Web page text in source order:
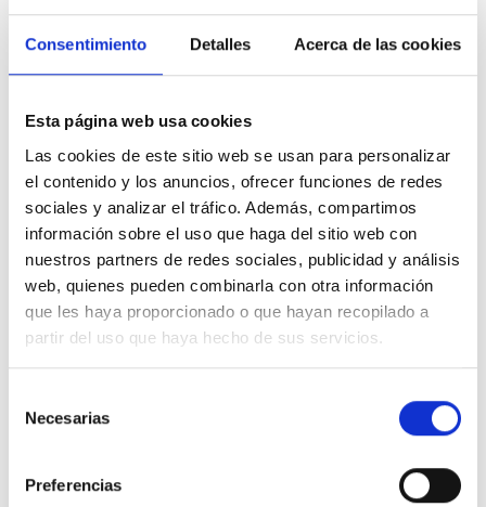
Consentimiento Detalles Acerca de las cookies
Esta página web usa cookies
Las cookies de este sitio web se usan para personalizar
el contenido y los anuncios, ofrecer funciones de redes
sociales y analizar el tráfico. Además, compartimos
información sobre el uso que haga del sitio web con
nuestros partners de redes sociales, publicidad y análisis
web, quienes pueden combinarla con otra información
que les haya proporcionado o que hayan recopilado a
partir del uso que haya hecho de sus servicios.
Necesarias
Preferencias
impacto visual.
Su acabado esBicromatado.
Medidas
Cabezaavellanada.
Pertenece a la marcaAPOLO CELO .
Adecuado para madera.
Fabricado con los más altos estándares de calidad.
Especificaciones técnicas
Tipo de rosca Rosca madera completa
Adecuado para: Madera